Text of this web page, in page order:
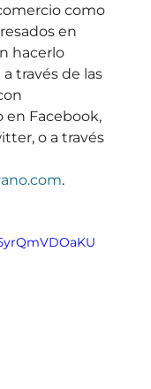
como
en
hacerlo
través de las
en Facebook,
o a través
.